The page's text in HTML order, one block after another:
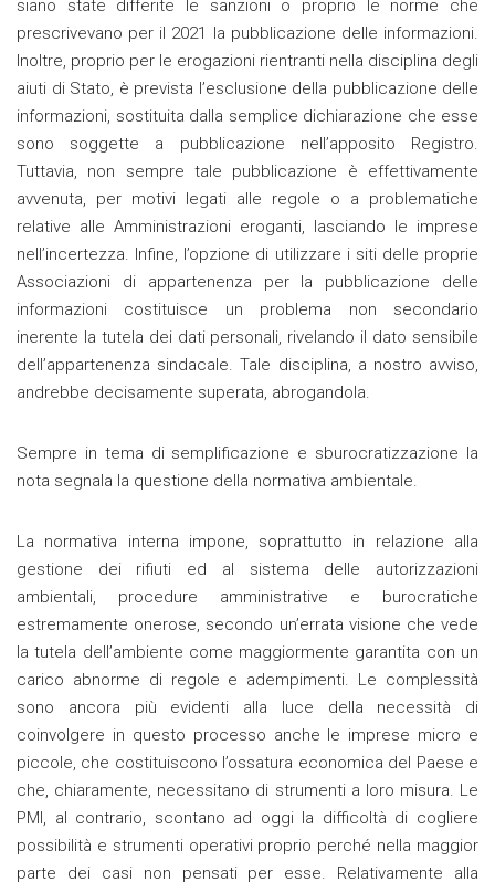
siano state differite le sanzioni o proprio le norme che
prescrivevano per il 2021 la pubblicazione delle informazioni.
Inoltre, proprio per le erogazioni rientranti nella disciplina degli
aiuti di Stato, è prevista l’esclusione della pubblicazione delle
informazioni, sostituita dalla semplice dichiarazione che esse
sono soggette a pubblicazione nell’apposito Registro.
Tuttavia, non sempre tale pubblicazione è effettivamente
avvenuta, per motivi legati alle regole o a problematiche
relative alle Amministrazioni eroganti, lasciando le imprese
nell’incertezza. Infine, l’opzione di utilizzare i siti delle proprie
Associazioni di appartenenza per la pubblicazione delle
informazioni costituisce un problema non secondario
inerente la tutela dei dati personali, rivelando il dato sensibile
dell’appartenenza sindacale. Tale disciplina, a nostro avviso,
andrebbe decisamente superata, abrogandola.
Sempre in tema di semplificazione e sburocratizzazione la
nota segnala la questione della normativa ambientale.
La normativa interna impone, soprattutto in relazione alla
gestione dei rifiuti ed al sistema delle autorizzazioni
ambientali, procedure amministrative e burocratiche
estremamente onerose, secondo un’errata visione che vede
la tutela dell’ambiente come maggiormente garantita con un
carico abnorme di regole e adempimenti. Le complessità
sono ancora più evidenti alla luce della necessità di
coinvolgere in questo processo anche le imprese micro e
piccole, che costituiscono l’ossatura economica del Paese e
che, chiaramente, necessitano di strumenti a loro misura. Le
PMI, al contrario, scontano ad oggi la difficoltà di cogliere
possibilità e strumenti operativi proprio perché nella maggior
parte dei casi non pensati per esse. Relativamente alla